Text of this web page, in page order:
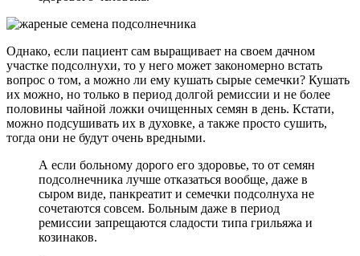
Однако, если пациент сам выращивает на своем дачном
участке подсолнухи, то у него может закономерно встать
вопрос о том, а можно ли ему кушать сырые семечки? Кушать
их можно, но только в период долгой ремиссии и не более
половины чайной ложки очищенных семян в день. Кстати,
можно подсушивать их в духовке, а также просто сушить,
тогда они не будут очень вредными.
А если больному дорого его здоровье, то от семян
подсолнечника лучше отказаться вообще, даже в
сыром виде, панкреатит и семечки подсолнуха не
сочетаются совсем. Больным даже в период
ремиссии запрещаются сладости типа грильяжа и
козинаков.